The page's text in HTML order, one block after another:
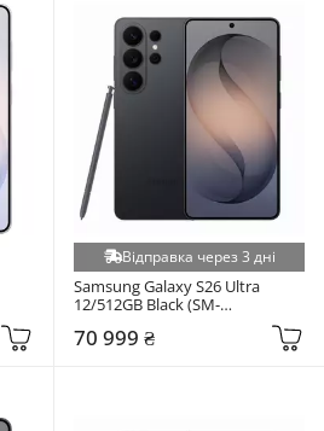
Відправка через 3 дні
Samsung Galaxy S26 Ultra
12/512GB Black (SM-
70 999 ₴